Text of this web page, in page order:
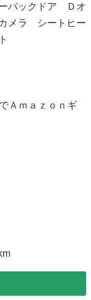
バックドア Ｄオ
メラ シートヒー
Ａｍａｚｏｎギ